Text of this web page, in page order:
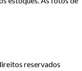
reservados